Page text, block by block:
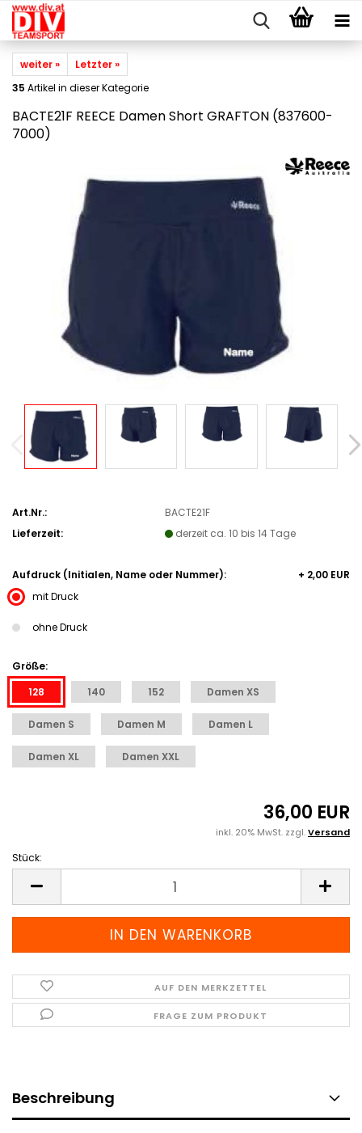
weiter »
Letzter »
35 Artikel in dieser Kategorie
BACTE21F REECE Damen Short GRAFTON (837600-
7000)
Art.Nr.:
BACTE21F
Lieferzeit:
derzeit ca. 10 bis 14 Tage
Aufdruck (Initialen, Name oder Nummer):
+ 2,00 EUR
mit Druck
ohne Druck
Größe:
128
140 152 Damen XS
Damen S Damen M Damen L
Damen XL Damen XXL
36,00 EUR
inkl. 20% MwSt. zzgl.Versand
Stück:
AUF DEN MERKZETTEL
FRAGE ZUM PRODUKT
Beschreibung